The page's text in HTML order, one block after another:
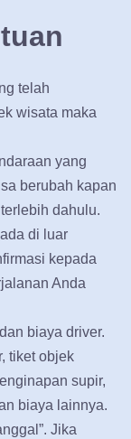
telah
wisata maka
yang
berubah kapan
dahulu.
di luar
kepada
Anda
biaya driver.
tiket objek
supir,
biaya lainnya.
Jika